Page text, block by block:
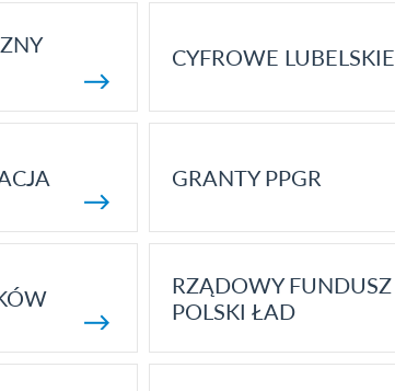
CYFROWE LUBELSKIE
GRANTY PPGR
RZĄDOWY FUNDUSZ
POLSKI ŁAD